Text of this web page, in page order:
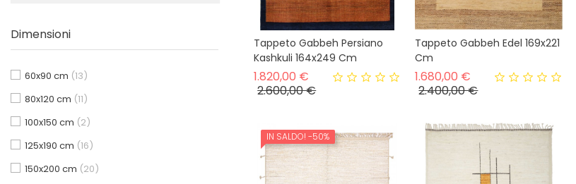
Dimensioni
60x90 cm (13)
80x120 cm (11)
100x150 cm (2)
125x190 cm (16)
150x200 cm (20)
New Trends
Monocromatici
Tappeto Gabbeh Persiano
Kashkuli 164x249 Cm
1.820,00 € Prezzo base
2.600,00 €Prezzo
Tappeto Gabbeh Edel 169x221
Cm
1.680,00 € Prezzo base
2.400,00 €Prezzo
IN SALDO!-50%